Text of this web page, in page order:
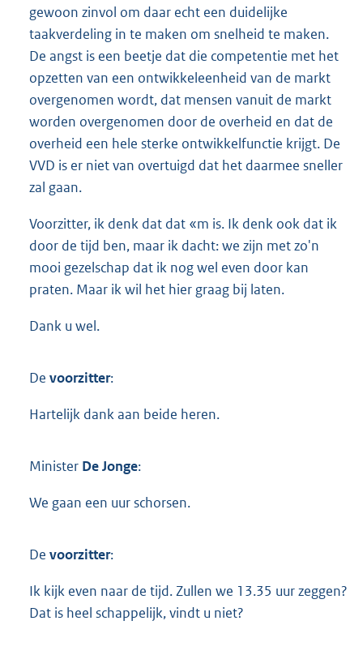
gewoon zinvol om daar echt een duidelijke
taakverdeling in te maken om snelheid te maken.
De angst is een beetje dat die competentie met het
opzetten van een ontwikkeleenheid van de markt
overgenomen wordt, dat mensen vanuit de markt
worden overgenomen door de overheid en dat de
overheid een hele sterke ontwikkelfunctie krijgt. De
VVD is er niet van overtuigd dat het daarmee sneller
zal gaan.
Voorzitter, ik denk dat dat «m is. Ik denk ook dat ik
door de tijd ben, maar ik dacht: we zijn met zo'n
mooi gezelschap dat ik nog wel even door kan
praten. Maar ik wil het hier graag bij laten.
Dank u wel.
De voorzitter:
Hartelijk dank aan beide heren.
Minister De Jonge:
We gaan een uur schorsen.
De voorzitter:
Ik kijk even naar de tijd. Zullen we 13.35 uur zeggen?
Dat is heel schappelijk, vindt u niet?